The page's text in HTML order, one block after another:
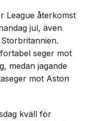
League återkomst
jul, även
seger mot
medan jagande
mot Aston
kväll för